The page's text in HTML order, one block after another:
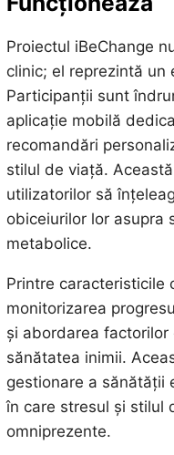
Proiectul iBeChange
clinic; el reprezintă
Participanții sunt
aplicație mobilă
recomandări
stilul de viață.
utilizatorilor să
obiceiurilor lor asupra
metabolice.
Printre caracteristicile
monitorizarea
și abordarea
sănătatea inimii.
gestionare a sănătății
în care stresul și stilul
omniprezente.